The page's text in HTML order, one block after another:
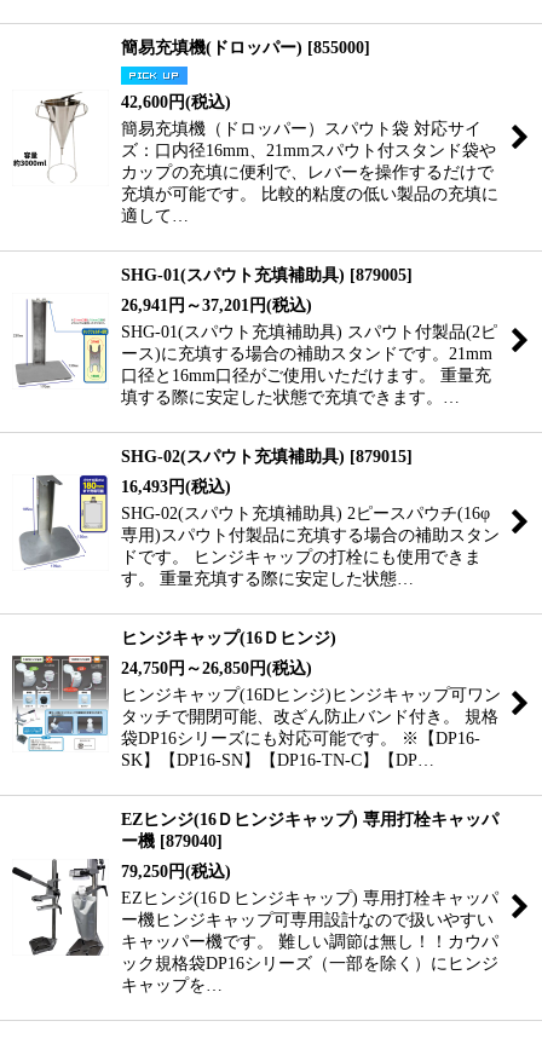
簡易充填機(ドロッパー) [855000]
42,600円(税込)
簡易充填機（ドロッパー）スパウト袋 対応サイ
ズ：口内径16mm、21mmスパウト付スタンド袋や
カップの充填に便利で、レバーを操作するだけで
充填が可能です。 比較的粘度の低い製品の充填に
適して…
SHG-01(スパウト充填補助具) [879005]
26,941 円 ～37,201 円(税込)
SHG-01(スパウト充填補助具) スパウト付製品(2ピ
ース)に充填する場合の補助スタンドです。21mm
口径と16mm口径がご使用いただけます。 重量充
填する際に安定した状態で充填できます。…
SHG-02(スパウト充填補助具) [879015]
16,493円(税込)
SHG-02(スパウト充填補助具) 2ピースパウチ(16φ
専用)スパウト付製品に充填する場合の補助スタン
ドです。 ヒンジキャップの打栓にも使用できま
す。 重量充填する際に安定した状態…
ヒンジキャップ(16Ｄヒンジ)
24,750円 ～26,850円(税込)
ヒンジキャップ(16Dヒンジ)ヒンジキャップ可ワン
タッチで開閉可能、改ざん防止バンド付き。 規格
袋DP16シリーズにも対応可能です。 ※【DP16-
SK】【DP16-SN】【DP16-TN-C】【DP…
EZヒンジ(16Ｄヒンジキャップ) 専用打栓キャッパ
ー機 [879040]
79,250円(税込)
EZヒンジ(16Ｄヒンジキャップ) 専用打栓キャッパ
ー機ヒンジキャップ可専用設計なので扱いやすい
キャッパー機です。 難しい調節は無し！！カウパ
ック規格袋DP16シリーズ（一部を除く）にヒンジ
キャップを…